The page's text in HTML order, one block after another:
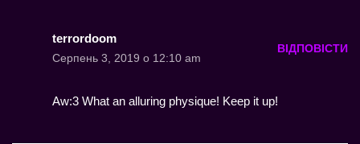
terrordoom
Серпень 3, 2019 о 12:10 am
ВІДПОВІСТИ
Aw:3 What an alluring physique! Keep it up!